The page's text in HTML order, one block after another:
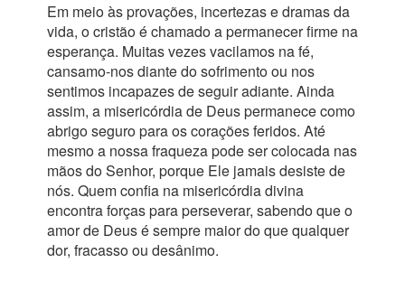
Em meio às provações, incertezas e dramas da
vida, o cristão é chamado a permanecer firme na
esperança. Muitas vezes vacilamos na fé,
cansamo-nos diante do sofrimento ou nos
sentimos incapazes de seguir adiante. Ainda
assim, a misericórdia de Deus permanece como
abrigo seguro para os corações feridos. Até
mesmo a nossa fraqueza pode ser colocada nas
mãos do Senhor, porque Ele jamais desiste de
nós. Quem confia na misericórdia divina
encontra forças para perseverar, sabendo que o
amor de Deus é sempre maior do que qualquer
dor, fracasso ou desânimo.